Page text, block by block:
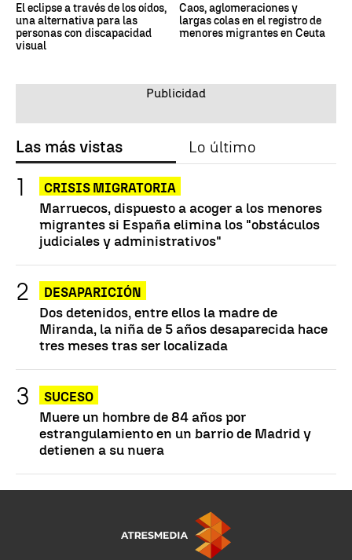
El eclipse a través de los oídos,
una alternativa para las
personas con discapacidad
visual
Caos, aglomeraciones y
largas colas en el registro de
menores migrantes en Ceuta
Las más vistas Lo último
CRISIS MIGRATORIA
Marruecos, dispuesto a acoger a los menores
migrantes si España elimina los "obstáculos
judiciales y administrativos"
DESAPARICIÓN
Dos detenidos, entre ellos la madre de
Miranda, la niña de 5 años desaparecida hace
tres meses tras ser localizada
SUCESO
Muere un hombre de 84 años por
estrangulamiento en un barrio de Madrid y
detienen a su nuera